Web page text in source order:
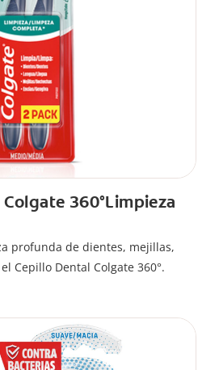
360°Limpieza
profunda de dientes, mejillas,
Cepillo Dental Colgate 360°.